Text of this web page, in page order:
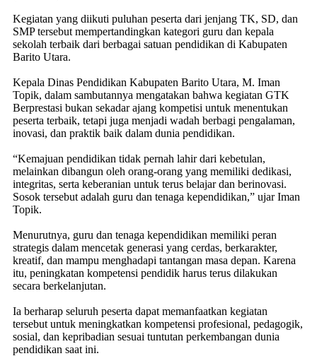
Kegiatan yang diikuti puluhan peserta dari jenjang TK, SD, dan
SMP tersebut mempertandingkan kategori guru dan kepala
sekolah terbaik dari berbagai satuan pendidikan di Kabupaten
Barito Utara.
Kepala Dinas Pendidikan Kabupaten Barito Utara, M. Iman
Topik, dalam sambutannya mengatakan bahwa kegiatan GTK
Berprestasi bukan sekadar ajang kompetisi untuk menentukan
peserta terbaik, tetapi juga menjadi wadah berbagi pengalaman,
inovasi, dan praktik baik dalam dunia pendidikan.
“Kemajuan pendidikan tidak pernah lahir dari kebetulan,
melainkan dibangun oleh orang-orang yang memiliki dedikasi,
integritas, serta keberanian untuk terus belajar dan berinovasi.
Sosok tersebut adalah guru dan tenaga kependidikan,” ujar Iman
Topik.
Menurutnya, guru dan tenaga kependidikan memiliki peran
strategis dalam mencetak generasi yang cerdas, berkarakter,
kreatif, dan mampu menghadapi tantangan masa depan. Karena
itu, peningkatan kompetensi pendidik harus terus dilakukan
secara berkelanjutan.
Ia berharap seluruh peserta dapat memanfaatkan kegiatan
tersebut untuk meningkatkan kompetensi profesional, pedagogik,
sosial, dan kepribadian sesuai tuntutan perkembangan dunia
pendidikan saat ini.